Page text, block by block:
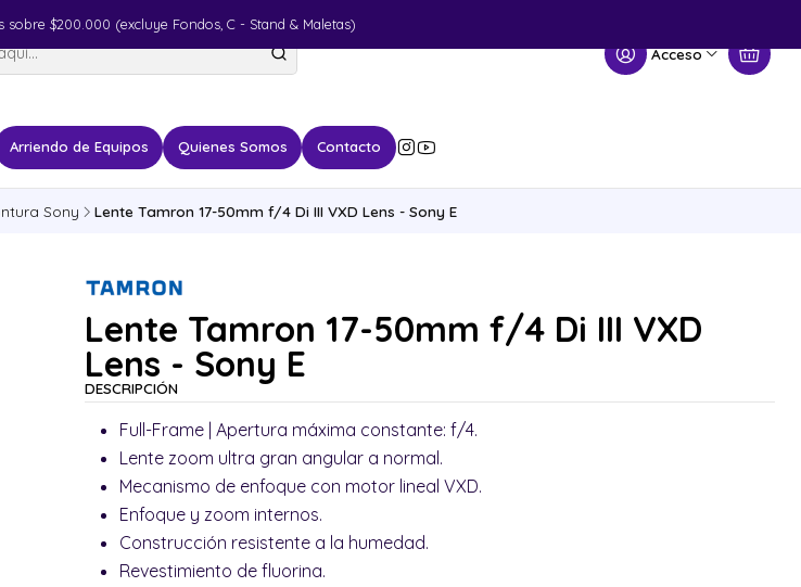
Acceso
Arriendo de Equipos Quienes Somos Contacto
sobre $200.000 (excluye Fondos, C - Stand & Maletas)
Sony Lente Tamron 17-50mm f/4 Di III VXD Lens - Sony E
Lente Tamron 17-50mm f/4 Di III VXD
Lens - Sony E
DESCRIPCIÓN
Full-Frame | Apertura máxima constante: f/4.
Lente zoom ultra gran angular a normal.
Mecanismo de enfoque con motor lineal VXD.
Enfoque y zoom internos.
Construcción resistente a la humedad.
Revestimiento de fluorina.